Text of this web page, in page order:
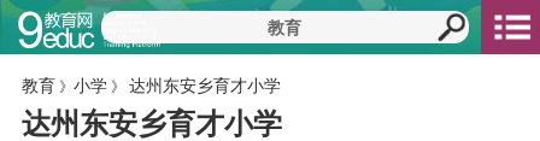
教育 》 小学》 达州东安乡育才小学
达州东安乡育才小学